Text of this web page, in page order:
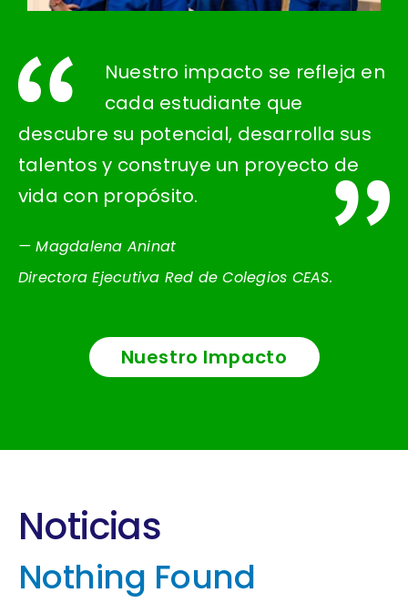
Nuestro impacto se refleja en
cada estudiante que
descubre su potencial, desarrolla sus
talentos y construye un proyecto de
vida con propósito.
— Magdalena Aninat
Directora Ejecutiva Red de Colegios CEAS.
Nuestro Impacto
Noticias
Nothing Found